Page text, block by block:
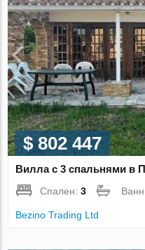
$ 802 447
Вилла с 3 спальнями в
Спален:3
Bezino Trading Ltd